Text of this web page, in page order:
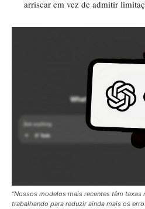
arriscar em vez de admitir
“Nossos modelos mais recentes têm taxas
trabalhando para reduzir ainda mais os